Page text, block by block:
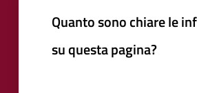
Quanto sono chiare le
su questa pagina?